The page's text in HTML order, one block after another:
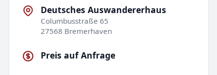
Deutsches Auswandererhaus
Columbusstraße 65
27568 Bremerhaven
Preis auf Anfrage